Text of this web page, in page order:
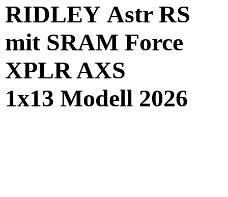
RIDLEY Astr RS
mit SRAM Force
XPLR AXS
1x13 Modell 2026